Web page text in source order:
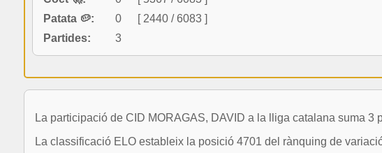
Patata 🥔:
0
[ 2440 / 6083 ]
Partides:
3
La participació de CID MORAGAS, DAVID a la lliga catalana suma 3
La classificació ELO estableix la posició 4701 del rànquing de